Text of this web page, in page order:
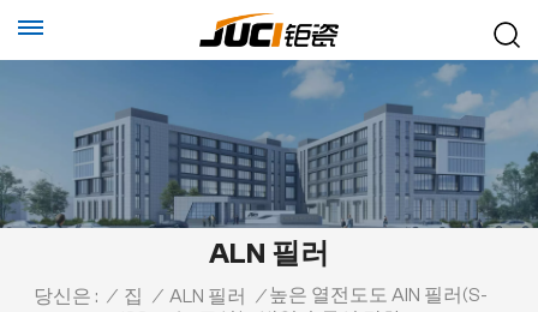
ALN 필러
당신은 : / 집 / ALN 필러 / 높은 열전도도 AlN 필러(S-